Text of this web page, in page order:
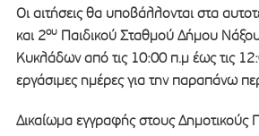
Οι αιτήσεις θα υποβάλλονται στα
και 2ουΠαιδικού Σταθμού Δήμου
Κυκλάδων από τις 10:00 π.μ έως τις
εργάσιμες ημέρες για την παραπάνω
Δικαίωμα εγγραφής στους Δημοτικούς